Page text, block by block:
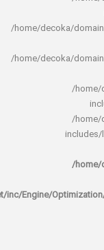
/home/
/home/
rocket/inc/Engine/